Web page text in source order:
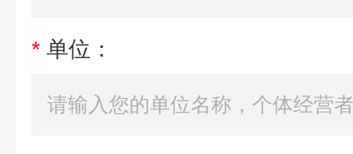
* 单位：